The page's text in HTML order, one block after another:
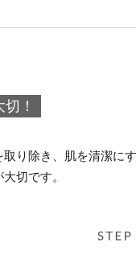
！
り除き、肌を清潔
切です。